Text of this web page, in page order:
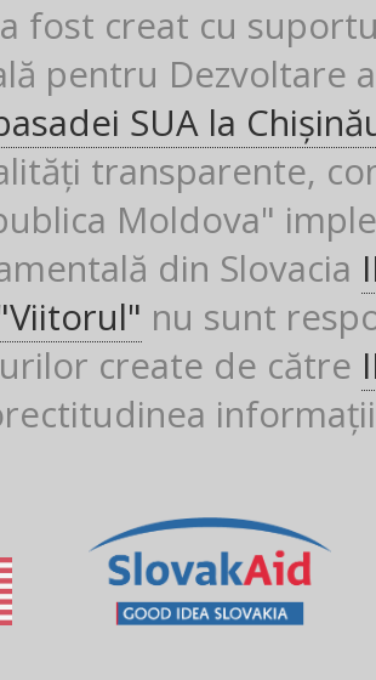
fost creat cu
pentru Dezvoltare
SUA la
transparente,
Moldova"
din Slovacia
nu sunt
create de către